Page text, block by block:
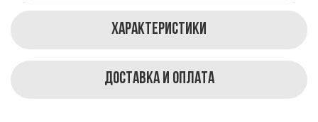
Характеристики
Доставка и оплата